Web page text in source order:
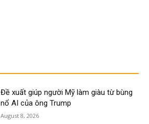
Đề xuất giúp người Mỹ làm giàu từ bùng
nổ AI của ông Trump
August 8, 2026